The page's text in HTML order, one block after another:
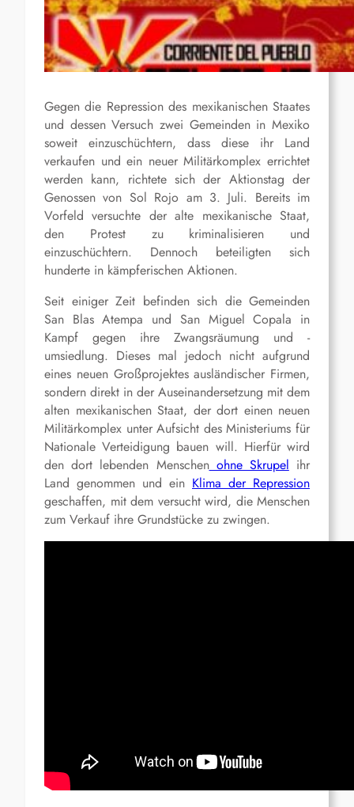
Gegen die Repression des mexikanischen Staates
und dessen Versuch zwei Gemeinden in Mexiko
soweit einzuschüchtern, dass diese ihr Land
verkaufen und ein neuer Militärkomplex errichtet
werden kann, richtete sich der Aktionstag der
Genossen von Sol Rojo am 3. Juli. Bereits im
Vorfeld versuchte der alte mexikanische Staat,
den Protest zu kriminalisieren und
einzuschüchtern. Dennoch beteiligten sich
hunderte in kämpferischen Aktionen.
Seit einiger Zeit befinden sich die Gemeinden
San Blas Atempa und San Miguel Copala in
Kampf gegen ihre Zwangsräumung und -
umsiedlung. Dieses mal jedoch nicht aufgrund
eines neuen Großprojektes ausländischer Firmen,
sondern direkt in der Auseinandersetzung mit dem
alten mexikanischen Staat, der dort einen neuen
Militärkomplex unter Aufsicht des Ministeriums für
Nationale Verteidigung bauen will. Hierfür wird
den dort lebenden Menschenohne Skrupel ihr
Land genommen und ein Klima der Repression
geschaffen, mit dem versucht wird, die Menschen
zum Verkauf ihre Grundstücke zu zwingen.